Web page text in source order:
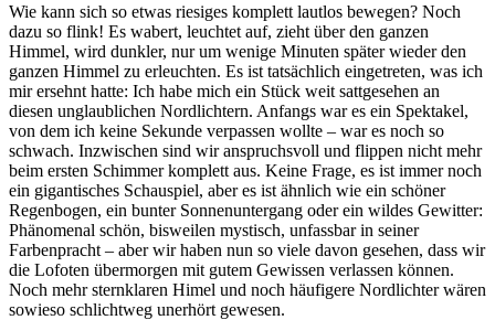
Wie kann sich so etwas riesiges komplett lautlos bewegen? Noch
dazu so flink! Es wabert, leuchtet auf, zieht über den ganzen
Himmel, wird dunkler, nur um wenige Minuten später wieder den
ganzen Himmel zu erleuchten. Es ist tatsächlich eingetreten, was ich
mir ersehnt hatte: Ich habe mich ein Stück weit sattgesehen an
diesen unglaublichen Nordlichtern. Anfangs war es ein Spektakel,
von dem ich keine Sekunde verpassen wollte – war es noch so
schwach. Inzwischen sind wir anspruchsvoll und flippen nicht mehr
beim ersten Schimmer komplett aus. Keine Frage, es ist immer noch
ein gigantisches Schauspiel, aber es ist ähnlich wie ein schöner
Regenbogen, ein bunter Sonnenuntergang oder ein wildes Gewitter:
Phänomenal schön, bisweilen mystisch, unfassbar in seiner
Farbenpracht – aber wir haben nun so viele davon gesehen, dass wir
die Lofoten übermorgen mit gutem Gewissen verlassen können.
Noch mehr sternklaren Himel und noch häufigere Nordlichter wären
sowieso schlichtweg unerhört gewesen.